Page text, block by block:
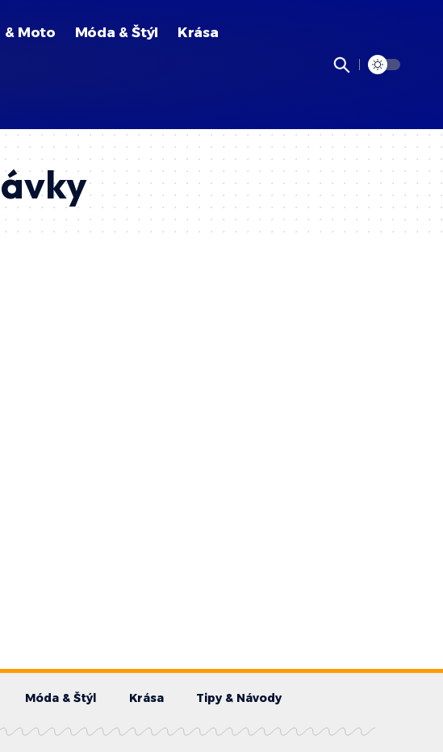
& Moto Móda & Štýl Krása
Móda & Štýl Krása Tipy & Návody